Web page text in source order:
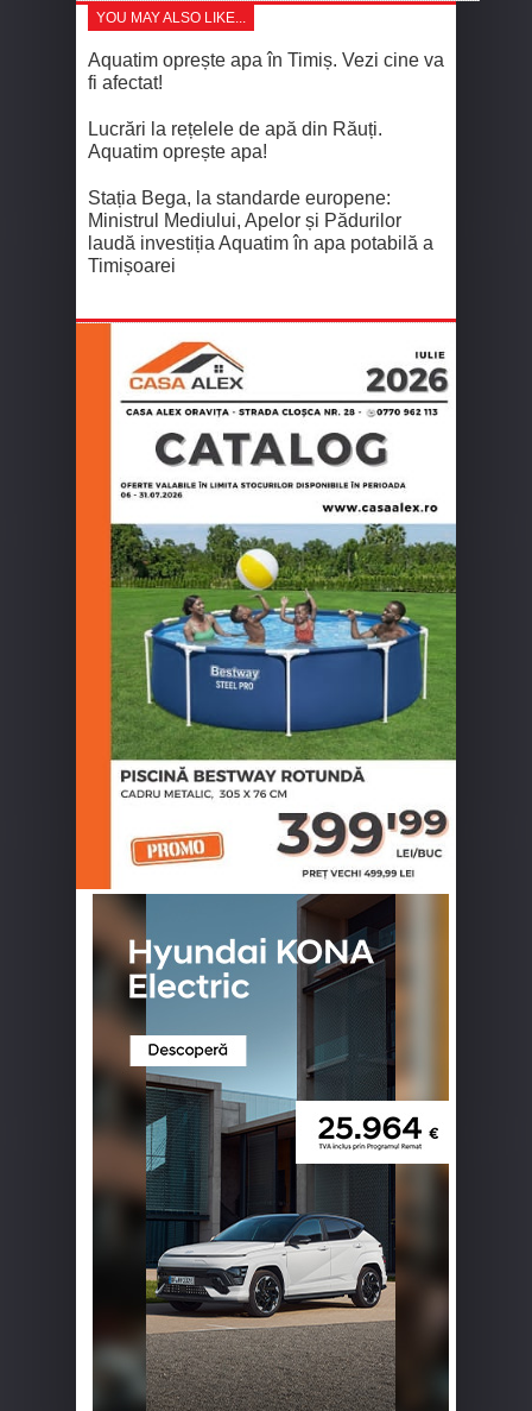
YOU MAY ALSO LIKE...
Aquatim oprește apa în Timiș. Vezi cine va
fi afectat!
Lucrări la rețelele de apă din Răuți.
Aquatim oprește apa!
Stația Bega, la standarde europene:
Ministrul Mediului, Apelor și Pădurilor
laudă investiția Aquatim în apa potabilă a
Timișoarei